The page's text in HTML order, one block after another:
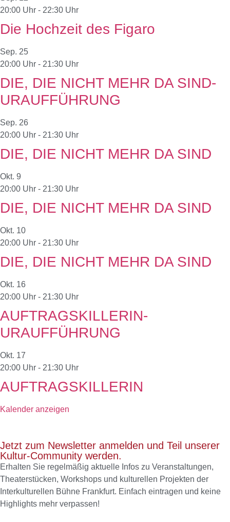
20:00 Uhr - 22:30 Uhr
Die Hochzeit des Figaro
Sep. 25
20:00 Uhr - 21:30 Uhr
DIE, DIE NICHT MEHR DA SIND-
URAUFFÜHRUNG
Sep. 26
20:00 Uhr - 21:30 Uhr
DIE, DIE NICHT MEHR DA SIND
Okt. 9
20:00 Uhr - 21:30 Uhr
DIE, DIE NICHT MEHR DA SIND
Okt. 10
20:00 Uhr - 21:30 Uhr
DIE, DIE NICHT MEHR DA SIND
Okt. 16
20:00 Uhr - 21:30 Uhr
AUFTRAGSKILLERIN-
URAUFFÜHRUNG
Okt. 17
20:00 Uhr - 21:30 Uhr
AUFTRAGSKILLERIN
Kalender anzeigen
Jetzt zum Newsletter anmelden und Teil unserer
Kultur-Community werden.
Erhalten Sie regelmäßig aktuelle Infos zu Veranstaltungen,
Theaterstücken, Workshops und kulturellen Projekten der
Interkulturellen Bühne Frankfurt. Einfach eintragen und keine
Highlights mehr verpassen!